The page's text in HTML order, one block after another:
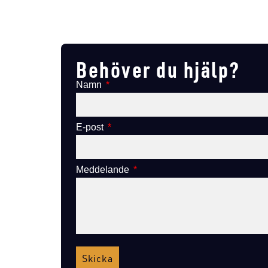
Behöver du hjälp?
Namn
E-post
Meddelande
Skicka